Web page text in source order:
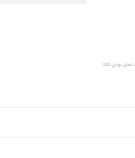
بودن کالا